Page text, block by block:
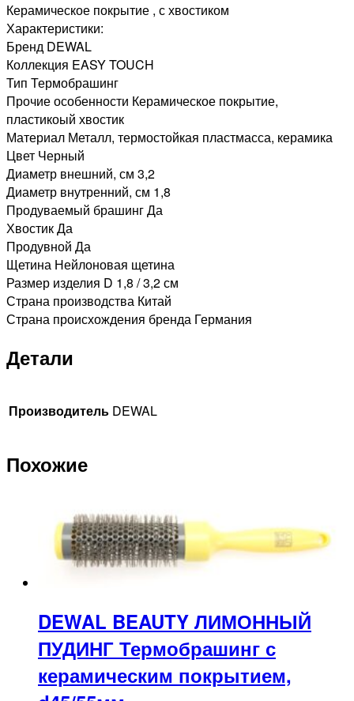
d18х32мм
Керамическое покрытие , с хвостиком
Характеристики:
Бренд DEWAL
Коллекция EASY TOUCH
Тип Термобрашинг
Прочие особенности Керамическое покрытие,
пластикоый хвостик
Материал Металл, термостойкая пластмасса, керамика
Цвет Черный
Диаметр внешний, см 3,2
Диаметр внутренний, см 1,8
Продуваемый брашинг Да
Хвостик Да
Продувной Да
Щетина Нейлоновая щетина
Размер изделия D 1,8 / 3,2 см
Страна производства Китай
Страна происхождения бренда Германия
Детали
Производитель DEWAL
Похожие
DEWAL BEAUTY ЛИМОННЫЙ
ПУДИНГ Термобрашинг с
керамическим покрытием,